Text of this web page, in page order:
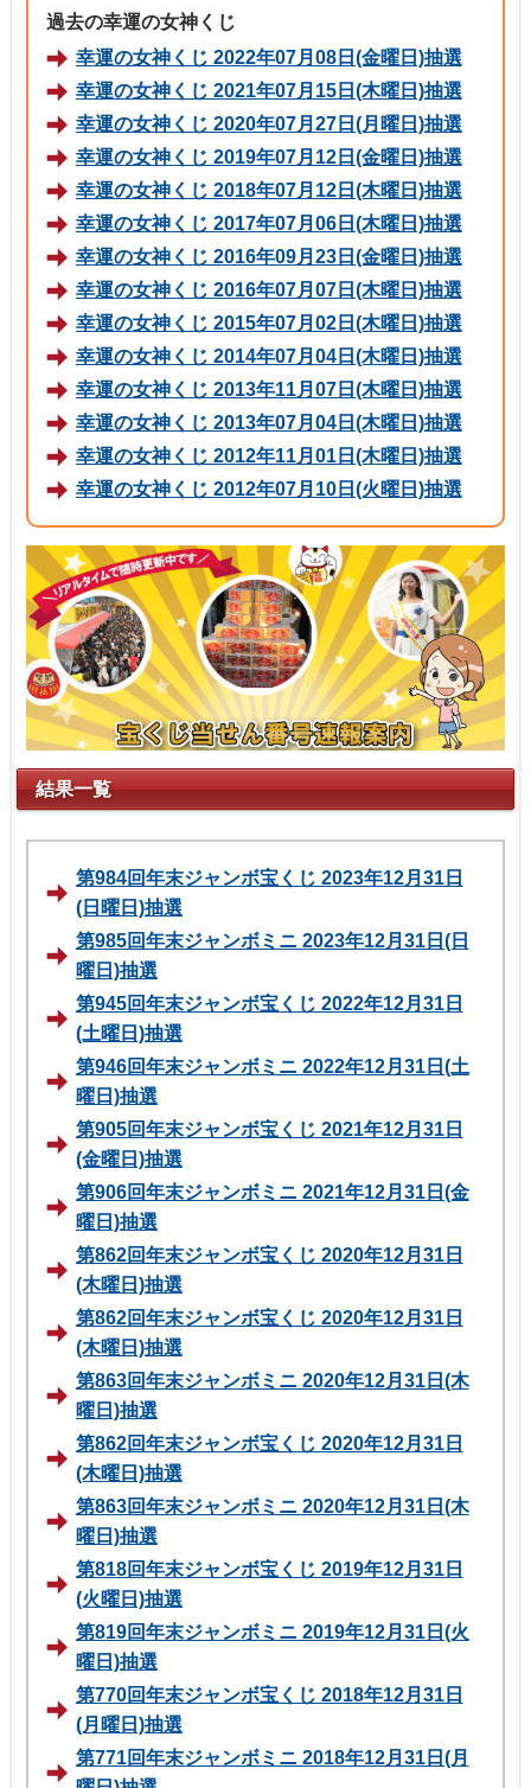
過去の幸運の女神くじ
幸運の女神くじ 2022年07月08日(金曜日)抽選
幸運の女神くじ 2021年07月15日(木曜日)抽選
幸運の女神くじ 2020年07月27日(月曜日)抽選
幸運の女神くじ 2019年07月12日(金曜日)抽選
幸運の女神くじ 2018年07月12日(木曜日)抽選
幸運の女神くじ 2017年07月06日(木曜日)抽選
幸運の女神くじ 2016年09月23日(金曜日)抽選
幸運の女神くじ 2016年07月07日(木曜日)抽選
幸運の女神くじ 2015年07月02日(木曜日)抽選
幸運の女神くじ 2014年07月04日(木曜日)抽選
幸運の女神くじ 2013年11月07日(木曜日)抽選
幸運の女神くじ 2013年07月04日(木曜日)抽選
幸運の女神くじ 2012年11月01日(木曜日)抽選
幸運の女神くじ 2012年07月10日(火曜日)抽選
結果一覧
第984回年末ジャンボ宝くじ 2023年12月31日
(日曜日)抽選
第985回年末ジャンボミニ 2023年12月31日(日
曜日)抽選
第945回年末ジャンボ宝くじ 2022年12月31日
(土曜日)抽選
第946回年末ジャンボミニ 2022年12月31日(土
曜日)抽選
第905回年末ジャンボ宝くじ 2021年12月31日
(金曜日)抽選
第906回年末ジャンボミニ 2021年12月31日(金
曜日)抽選
第862回年末ジャンボ宝くじ 2020年12月31日
(木曜日)抽選
第862回年末ジャンボ宝くじ 2020年12月31日
(木曜日)抽選
第863回年末ジャンボミニ 2020年12月31日(木
曜日)抽選
第862回年末ジャンボ宝くじ 2020年12月31日
(木曜日)抽選
第863回年末ジャンボミニ 2020年12月31日(木
曜日)抽選
第818回年末ジャンボ宝くじ 2019年12月31日
(火曜日)抽選
第819回年末ジャンボミニ 2019年12月31日(火
曜日)抽選
第770回年末ジャンボ宝くじ 2018年12月31日
(月曜日)抽選
第771回年末ジャンボミニ 2018年12月31日(月